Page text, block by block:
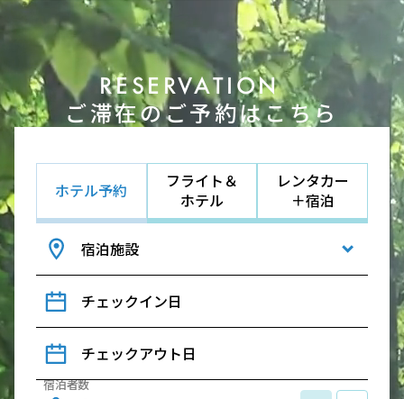
RESERVATION
ご滞在のご予約はこちら
ホテル予約
フライト＆
ホテル
レンタカー
＋宿泊
宿泊施設
チェックイン日
チェックアウト日
宿泊者数